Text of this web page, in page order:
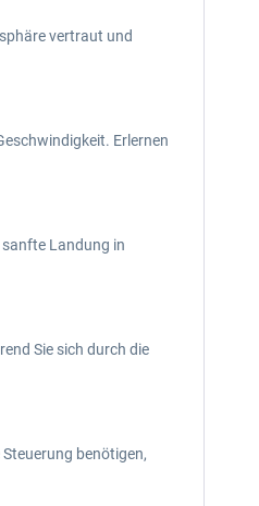
vertraut und
Erlernen
Landung in
Sie sich durch die
benötigen,